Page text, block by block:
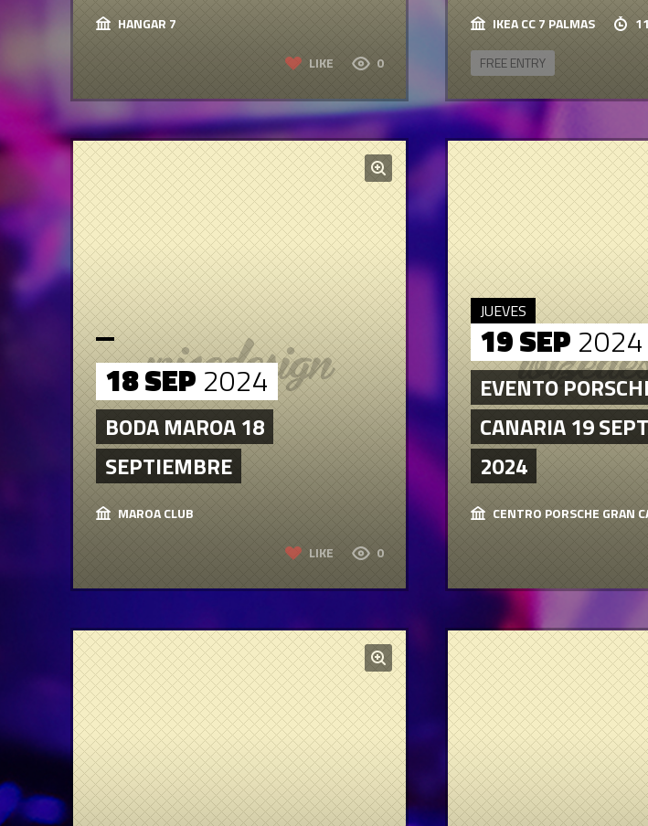
HANGAR 7
LIKE 0
IKEA CC 7 PALMAS
FREE ENTRY
18 SEP 2024
BODA MAROA 18
SEPTIEMBRE
MAROA CLUB
LIKE 0
19 SEP 2024
JUEVES
EVENTO
CANARIA 19
2024
CENTRO PORSCHE GRAN